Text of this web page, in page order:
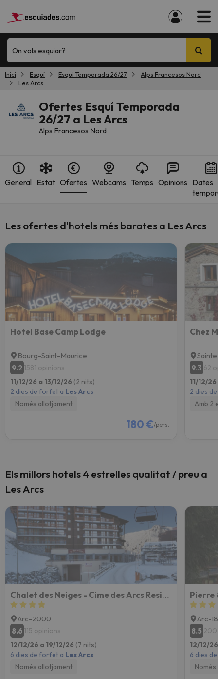
On vols esquiar?
Inici Esquí Esquí Temporada 26/27
Alps Francesos Nord
Les Arcs
Ofertes Esquí Temporada
26/27 a Les Arcs
Alps Francesos Nord
General Estat Ofertes Webcams Temps Opinions Dates
Les ofertes d'hotels més barates a Les Arcs
Hotel Base Camp Lodge
Bourg-Saint-Maurice
9.2 1581 opinions
11/12/26 a 13/12/26 (2 nits)
2 dies de forfet a Les Arcs
Només allotjament
180 €/pers.
Chez
9.3 62
11/12/
2 dies
Amb 2
Els millors hotels 4 estrelles qualitat / preu a
Les Arcs
Chalet des Neiges - Cime des Arcs Residence
Arc-2000
8.6 115 opinions
12/12/26 a 19/12/26 (7 nits)
6 dies de forfet a Les Arcs
Només allotjament
Pierre
Arc-
8.5 200
12/12/
6 dies